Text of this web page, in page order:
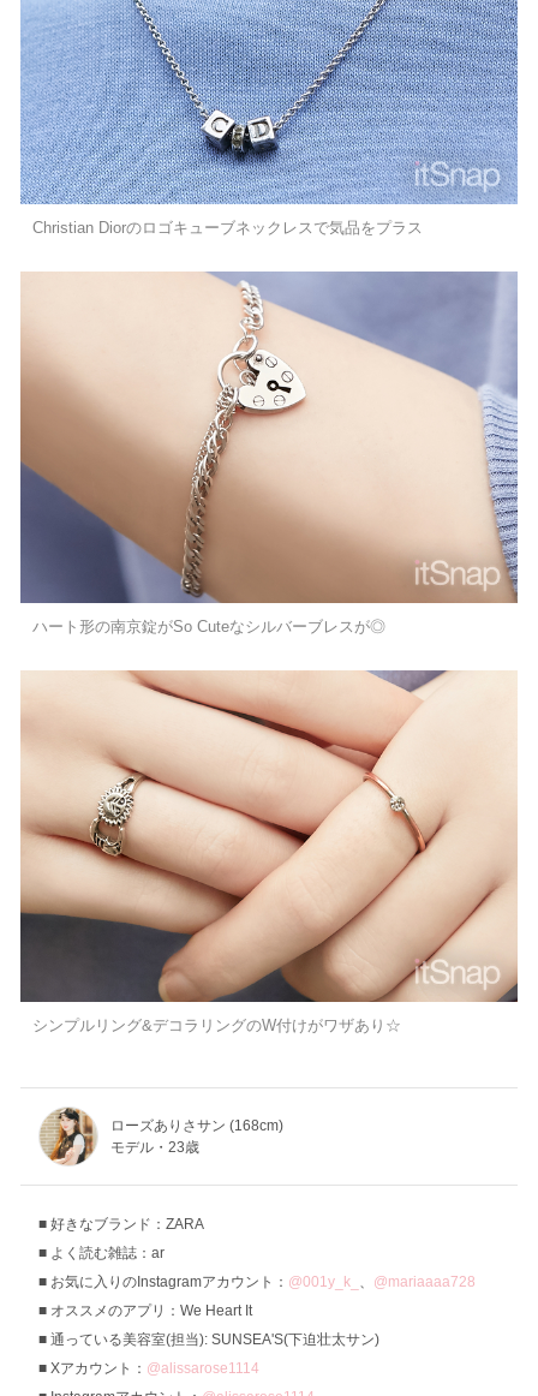
Christian Diorのロゴキューブネックレスで気品をプラス
ハート形の南京錠がSo Cuteなシルバーブレスが◎
シンプルリング&デコラリングのW付けがワザあり☆
ローズありさサン (168cm)
モデル・23歳
好きなブランド：ZARA
よく読む雑誌：ar
お気に入りのInstagramアカウント： @001y_k_ 、 @mariaaaa728
オススメのアプリ：We Heart It
通っている美容室(担当): SUNSEA'S(下迫壮太サン)
Xアカウント： @alissarose1114